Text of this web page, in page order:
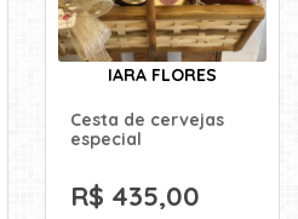
IARA FLORES
Cesta de cervejas
especial
R$ 435,00